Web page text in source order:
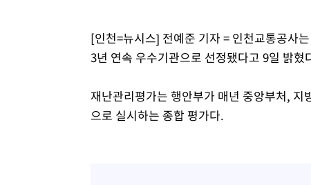
[인천=뉴시스] 전예준 기자 = 인천교통공사
3년 연속 우수기관으로 선정됐다고 9일 밝혔
재난관리평가는 행안부가 매년 중앙부처,
으로 실시하는 종합 평가다.